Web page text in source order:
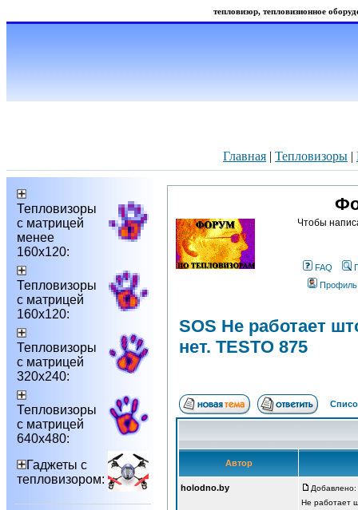
тепловизор, тепловизионное
Главная | Тепловизоры |
Тепловизоры
с матрицей
менее
160х120:
Тепловизоры
с матрицей
160х120:
Тепловизоры
с матрицей
320х240:
Тепловизоры
с матрицей
640х480:
Гаджеты с
тепловизором:
Чтобы
FAQ
Профиль
SOS Не работает
нет. TESTO 875
Автор
holodno.by
Добавлено:
Не работает